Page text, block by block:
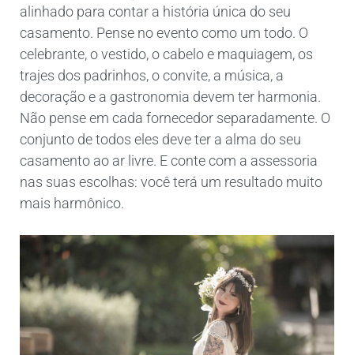
alinhado para contar a história única do seu
casamento. Pense no evento como um todo. O
celebrante, o vestido, o cabelo e maquiagem, os
trajes dos padrinhos, o convite, a música, a
decoração e a gastronomia devem ter harmonia.
Não pense em cada fornecedor separadamente. O
conjunto de todos eles deve ter a alma do seu
casamento ao ar livre. E conte com a assessoria
nas suas escolhas: você terá um resultado muito
mais harmônico.